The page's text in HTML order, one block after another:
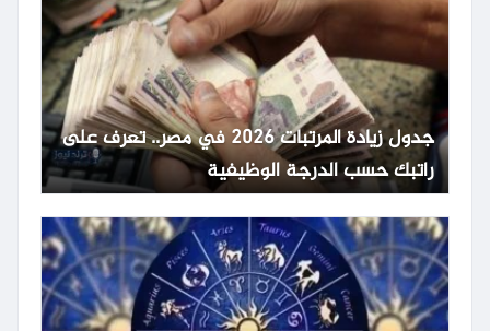
جدول زيادة المرتبات 2026 في مصر.. تعرف على
راتبك حسب الدرجة الوظيفية